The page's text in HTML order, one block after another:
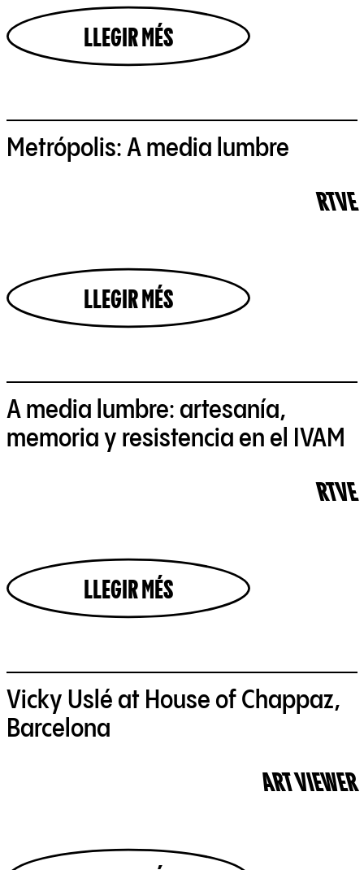
LLEGIR MÉS
Metrópolis: A media lumbre
LLEGIR MÉS
RTVE
A media lumbre: artesanía,
memoria y resistencia en el IVAM
LLEGIR MÉS
RTVE
Vicky Uslé at House of Chappaz,
Barcelona
ART VIEWER